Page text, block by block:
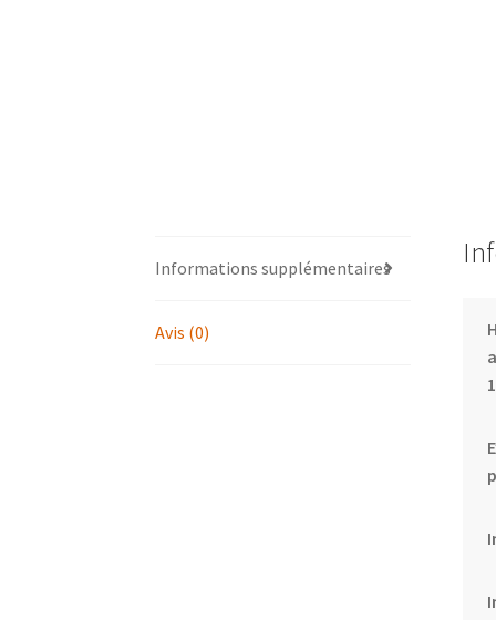
Informations supplémentaires
Avis (0)